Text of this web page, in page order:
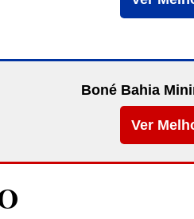
Boné Bahia
Ver